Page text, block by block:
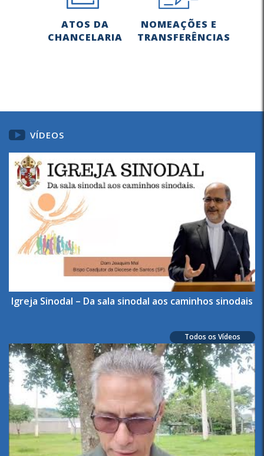
ATOS DA
CHANCELARIA
NOMEAÇÕES E
TRANSFERÊNCIAS
VÍDEOS
Igreja Sinodal – Da sala sinodal aos caminhos sinodais
Todos os Vídeos